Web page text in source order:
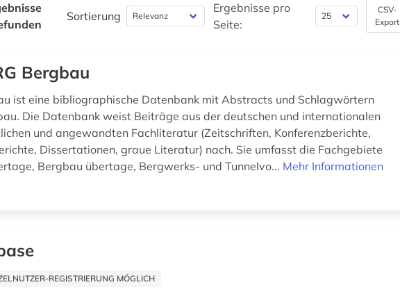
Sortierung
Ergebnisse pro
Seite:
CSV-
Export
Bergbau
ist eine bibliographische Datenbank mit Abstracts und Schlagwörtern
Die Datenbank weist Beiträge aus der deutschen und internationalen
und angewandten Fachliteratur (Zeitschriften, Konferenzberichte,
Dissertationen, graue Literatur) nach. Sie umfasst die Fachgebiete
Bergbau übertage, Bergwerks- und Tunnelvo... Mehr Informationen
REGISTRIERUNG MÖGLICH